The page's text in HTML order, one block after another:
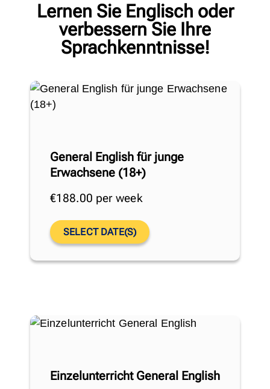
Lernen Sie Englisch oder
verbessern Sie Ihre
Sprachkenntnisse!
General English für junge
Erwachsene (18+)
€188.00 per week
SELECT DATE(S)
Einzelunterricht General English